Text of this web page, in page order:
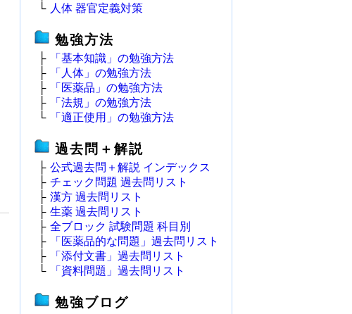
└ 人体 器官定義対策
勉強方法
├
「基本知識」の勉強方法
├
「人体」の勉強方法
├
「医薬品」の勉強方法
├
「法規」の勉強方法
└
「適正使用」の勉強方法
過去問＋解説
├ 公式過去問＋解説 インデックス
├ チェック問題 過去問リスト
├ 漢方 過去問リスト
├ 生薬 過去問リスト
├ 全ブロック 試験問題 科目別
├
「医薬品的な問題」過去問リスト
├
「添付文書」過去問リスト
└
「資料問題」過去問リスト
勉強ブログ